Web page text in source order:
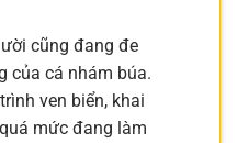
cũng đang đe
của cá nhám búa.
ven biển, khai
mức đang làm